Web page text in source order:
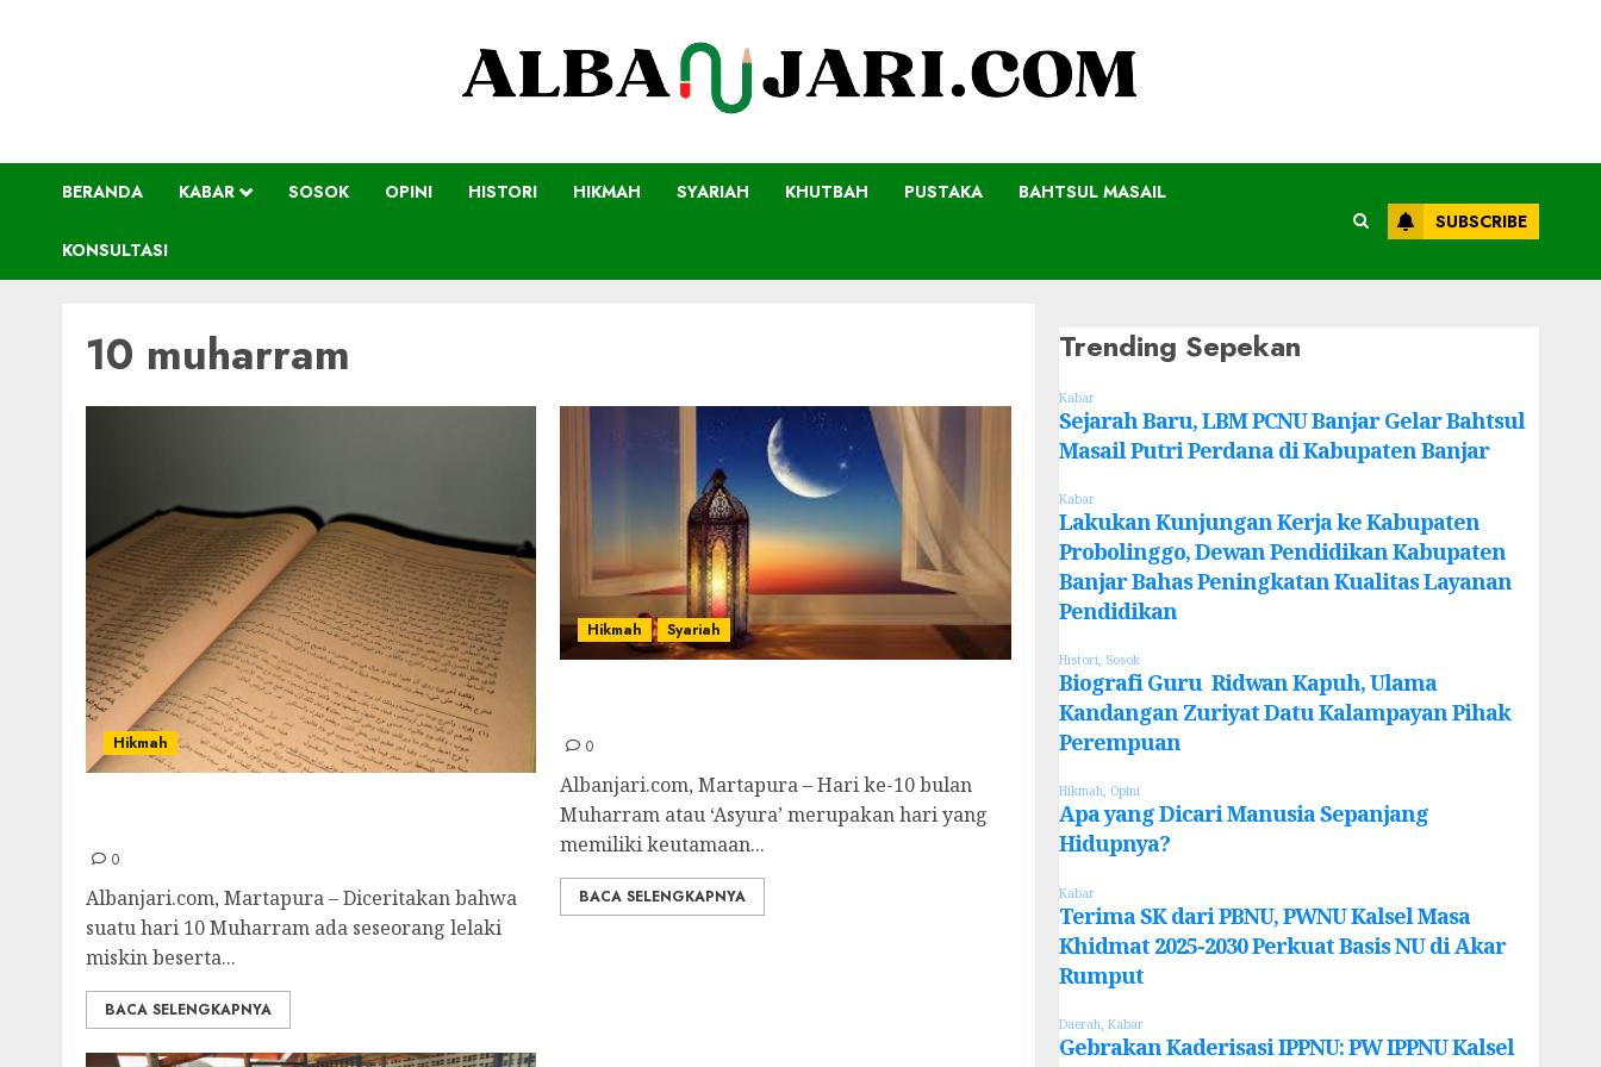
BERANDA KABAR SOSOK OPINI HISTORI HIKMAH SYARIAH KHUTBAH PUSTAKA BAHTSUL MASAIL
KONSULTASI
SUBSCRIBE
10 muharram
Hikmah
0
Albanjari.com, Martapura – Diceritakan bahwa
suatu hari 10 Muharram ada seseorang lelaki
miskin beserta...
BACA SELENGKAPNYA
Hikmah Syariah
0
Albanjari.com, Martapura – Hari ke-10 bulan
Muharram atau ‘Asyura’ merupakan hari yang
memiliki keutamaan...
BACA SELENGKAPNYA
Trending Sepekan
Kabar
Sejarah Baru, LBM PCNU Banjar Gelar Bahtsul
Masail Putri Perdana di Kabupaten Banjar
Kabar
Lakukan Kunjungan Kerja ke Kabupaten
Probolinggo, Dewan Pendidikan Kabupaten
Banjar Bahas Peningkatan Kualitas Layanan
Pendidikan
Histori, Sosok
Biografi Guru Ridwan Kapuh, Ulama
Kandangan Zuriyat Datu Kalampayan Pihak
Perempuan
Hikmah, Opini
Apa yang Dicari Manusia Sepanjang
Hidupnya?
Kabar
Terima SK dari PBNU, PWNU Kalsel Masa
Khidmat 2025-2030 Perkuat Basis NU di Akar
Rumput
Daerah Kabar
Gebrakan Kaderisasi IPPNU: PW IPPNU Kalsel